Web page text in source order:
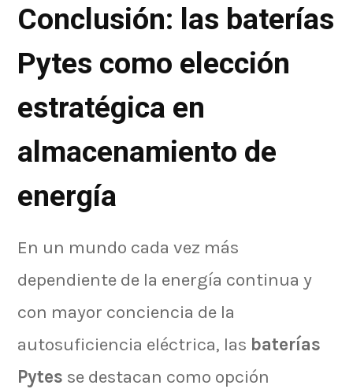
Conclusión: las baterías
Pytes como elección
estratégica en
almacenamiento de
energía
En un mundo cada vez más
dependiente de la energía continua y
con mayor conciencia de la
autosuficiencia eléctrica, las baterías
Pytes se destacan como opción